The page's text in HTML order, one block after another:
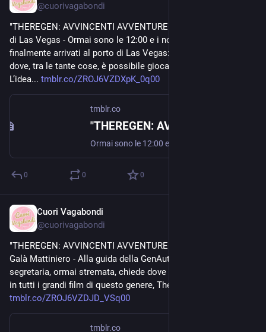
@cuorivagabondi
"THEREGEN: AVVINCENTI AVVENTURE" EPISODIO 5 Il porto
di Las Vegas - Ormai sono le 12:00 e i nostri eroi sono
finalmente arrivati al porto di Las Vegas: un particolare porto
dove, tra le tante cose, è possibile giocare alle slot-machine.
L’idea... tmblr.co/ZROJ6VZDXpK_0q00
tmblr.co
0 0 0
Cuori Vagabondi
@cuorivagabondi
"THEREGEN: AVVINCENTI AVVENTURE" EPISODIO 4 Il Gran
Galà Mattiniero - Alla guida della GenAuto da più di un’ora, la
segretaria, ormai stremata, chiede dove siano diretti e, come
in tutti i grandi film di questo genere, Theregen con faccia...
tmblr.co/ZROJ6VZDJD_VSq00
tmblr.co